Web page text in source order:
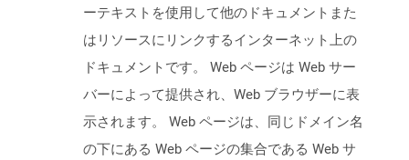
ーテキストを使用して他のドキュメントまた
はリソースにリンクするインターネット上の
ドキュメントです。 Web ページは Web サー
バーによって提供され、Web ブラウザーに表
示されます。 Web ページは、同じドメイン名
の下にある Web ページの集合である Web サ